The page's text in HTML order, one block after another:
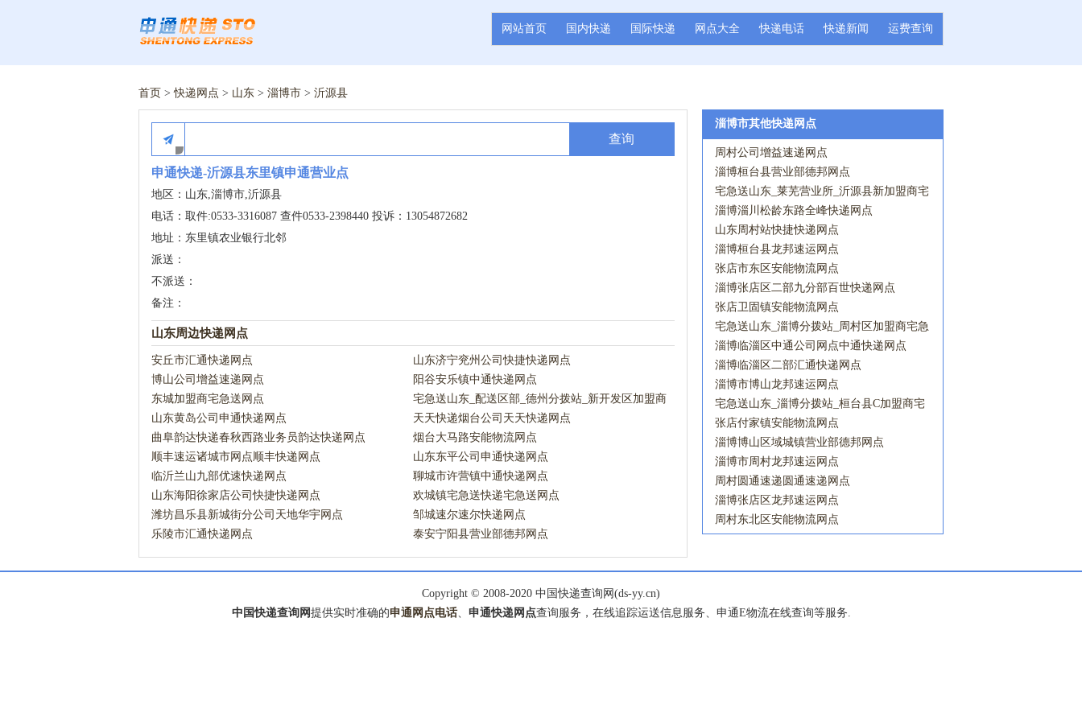
网站首页 国内快递 国际快递 网点大全 快递电话 快递新闻 运费查询
首页 >快递网点 > 山东 > 淄博市 > 沂源县
查询
申通快递-沂源县东里镇申通营业点
地区：山东,淄博市,沂源县
电话：取件:0533-3316087 查件0533-2398440 投诉：13054872682
地址：东里镇农业银行北邻
派送：
不派送：
备注：
山东周边快递网点
安丘市汇通快递网点
山东济宁兖州公司快捷快递网点
博山公司增益速递网点
阳谷安乐镇中通快递网点
东城加盟商宅急送网点
宅急送山东_配送区部_德州分拨站_新开发区加盟商
宅急送网点
山东黄岛公司申通快递网点
天天快递烟台公司天天快递网点
曲阜韵达快递春秋西路业务员韵达快递网点
烟台大马路安能物流网点
顺丰速运诸城市网点顺丰快递网点
山东东平公司申通快递网点
临沂兰山九部优速快递网点
聊城市许营镇中通快递网点
山东海阳徐家店公司快捷快递网点
欢城镇宅急送快递宅急送网点
潍坊昌乐县新城街分公司天地华宇网点
邹城速尔速尔快递网点
乐陵市汇通快递网点
泰安宁阳县营业部德邦网点
淄博市其他快递网点
周村公司增益速递网点
淄博桓台县营业部德邦网点
宅急送山东_莱芜营业所_沂源县新加盟商宅
急送网点
淄博淄川松龄东路全峰快递网点
山东周村站快捷快递网点
淄博桓台县龙邦速运网点
张店市东区安能物流网点
淄博张店区二部九分部百世快递网点
张店卫固镇安能物流网点
宅急送山东_淄博分拨站_周村区加盟商宅急
送网点
淄博临淄区中通公司网点中通快递网点
淄博临淄区二部汇通快递网点
淄博市博山龙邦速运网点
宅急送山东_淄博分拨站_桓台县C加盟商宅
急送网点
张店付家镇安能物流网点
淄博博山区域城镇营业部德邦网点
淄博市周村龙邦速运网点
周村圆通速递圆通速递网点
淄博张店区龙邦速运网点
周村东北区安能物流网点
Copyright © 2008-2020 中国快递查询网(ds-yy.cn)
中国快递查询网提供实时准确的申通网点电话、 申通快递网点查询服务，在线追踪运送信息服务、申通E物流在线查询等服务.